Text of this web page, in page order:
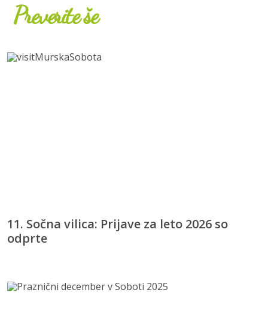
Preverite še
11. Sočna vilica: Prijave za leto 2026 so
odprte